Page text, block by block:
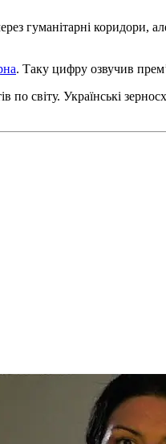
гуманітарні коридори,
. Таку цифру озвучив
по світу. Українські